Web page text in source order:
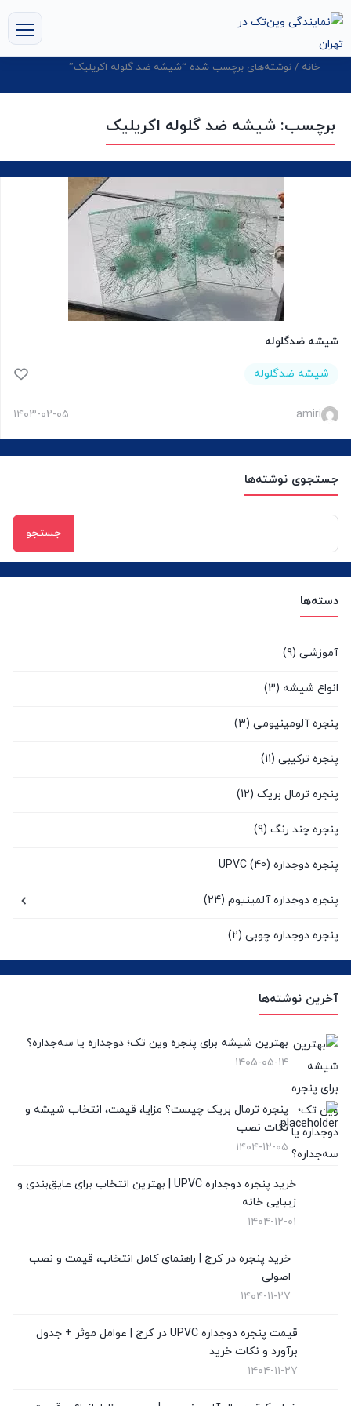
خانه / نوشته‌های برچسب شده “شیشه ضد گلوله اکریلیک”
جستجوی نوشته‌ها
برای:
دسته‌ها
آموزشی (9)
انواع شیشه (3)
پنجره آلومینیومی (3)
پنجره ترکیبی (11)
پنجره ترمال بریک (12)
پنجره چند رنگ (9)
پنجره دوجداره UPVC (40)
پنجره دوجداره آلمینیوم (24)
پنجره دوجداره چوبی (2)
پنجره کشویی آلومینیومی
پنجره لیفت انداسلاید(2)
تعویض پنجره دوجداره
توری پلیسه(10)
توری پنجره(1)
در آلمینیوم(10)
(3)
شیشه سکوریت (3)
قیمت پنجره دوجداره UPVC(10)
آخرین نوشته‌ها
بهترین شیشه برای پنجره وین تک؛ دوجداره یا سه‌جداره؟
۱۴۰۵-۰۵-۱۴
پنجره ترمال بریک چیست؟ مزایا، قیمت، انتخاب شیشه و
نکات نصب
۱۴۰۴-۱۲-۰۵
خرید پنجره دوجداره UPVC | بهترین انتخاب برای عایق‌بندی و
زیبایی خانه
۱۴۰۴-۱۲-۰۱
خرید پنجره در کرج | راهنمای کامل انتخاب، قیمت و نصب
اصولی
۱۴۰۴-۱۱-۲۷
قیمت پنجره دوجداره UPVC در کرج | عوامل موثر + جدول
برآورد و نکات خرید
۱۴۰۴-۱۱-۲۷
برچسب: شیشه ضد گلوله اکریلیک
شیشه ضدگلوله
شیشه ضدگلوله
amiri ۱۴۰۳-۰۲-۰۵